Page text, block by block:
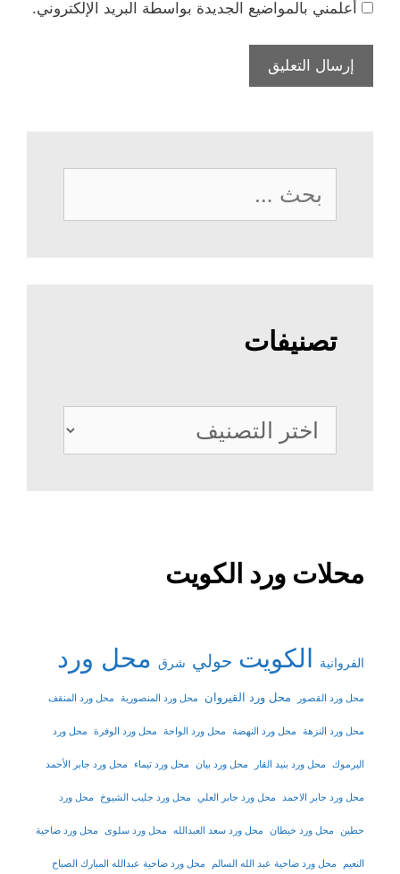
أعلمني بالمواضيع الجديدة بواسطة البريد الإلكتروني.
البحث
عن:
تصنيفات
تصنيفات
محلات ورد الكويت
الفروانية الكويت حولي شرق محل ورد
محل ورد القصور محل ورد القيروان محل ورد المنصورية محل ورد المنقف
محل ورد النزهة محل ورد النهضة محل ورد الواحة محل ورد الوفرة محل ورد
اليرموك محل ورد بنيد القار محل ورد بيان محل ورد تيماء محل ورد جابر الأحمد
محل ورد جابر الاحمد محل ورد جابر العلي محل ورد جليب الشيوخ محل ورد
حطين محل ورد خيطان محل ورد سعد العبدالله محل ورد سلوى محل ورد ضاحية
النعيم محل ورد ضاحية عبد الله السالم محل ورد ضاحية عبدالله المبارك الصباح